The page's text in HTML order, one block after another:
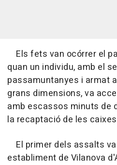
Els fets van ocórrer el
quan un individu, amb el
passamuntanyes i armat
grans dimensions, va
amb escassos minuts de
la recaptació de les
El primer dels assalts
establiment de Vilanova